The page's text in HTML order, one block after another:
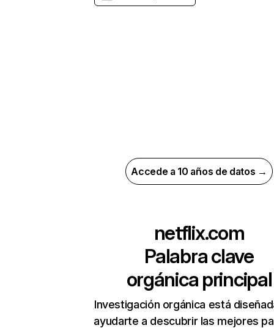
Accede a 10 años de datos →
netflix.com
Palabra clave
orgánica principal
Investigación orgánica está
ayudarte a descubrir las mejores